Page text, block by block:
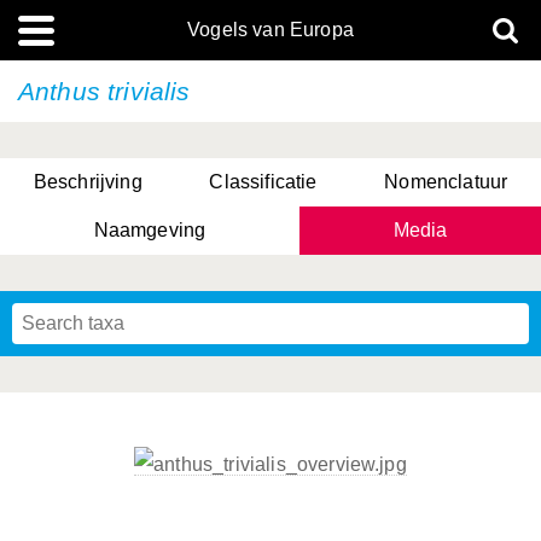
Vogels van Europa
Anthus trivialis
Beschrijving Classificatie Nomenclatuur
Naamgeving Media